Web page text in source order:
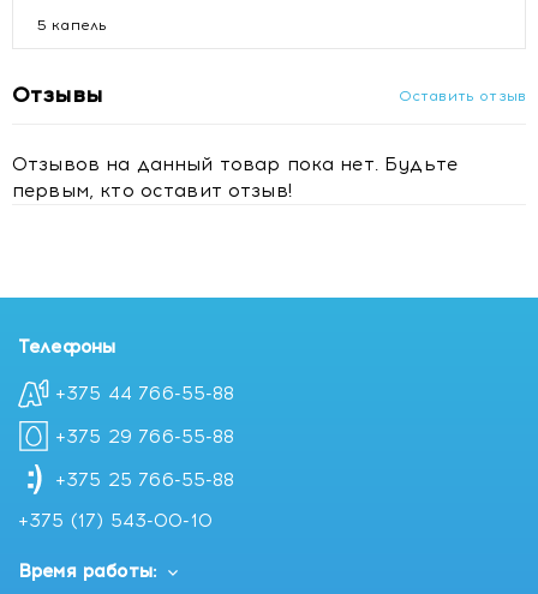
5 капель
Отзывы Оставить отзыв
Отзывов на данный товар пока нет. Будьте
первым, кто оставит отзыв!
Телефоны
+375 44 766-55-88
+375 29 766-55-88
+375 25 766-55-88
+375 (17) 543-00-10
Время работы: